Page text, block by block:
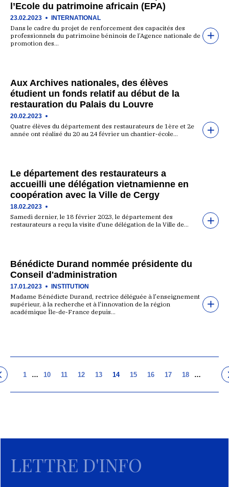
l’Ecole du patrimoine africain (EPA)
23.02.2023 INTERNATIONAL
Dans le cadre du projet de renforcement des capacités des
professionnels du patrimoine béninois de l’Agence nationale de
promotion des…
Aux Archives nationales, des élèves
étudient un fonds relatif au début de la
restauration du Palais du Louvre
20.02.2023
Quatre élèves du département des restaurateurs de 1ère et 2e
année ont réalisé du 20 au 24 février un chantier-école…
Le département des restaurateurs a
accueilli une délégation vietnamienne en
coopération avec la Ville de Cergy
18.02.2023
Samedi dernier, le 18 février 2023, le département des
restaurateurs a reçu la visite d'une délégation de la Ville de…
Bénédicte Durand nommée présidente du
Conseil d'administration
17.01.2023 INSTITUTION
Madame Bénédicte Durand, rectrice déléguée à l'enseignement
supérieur, à la recherche et à l'innovation de la région
académique Île-de-France depuis…
1 … 10 11 12 13 14 15 16 17 18 …
LETTRE D'INFO